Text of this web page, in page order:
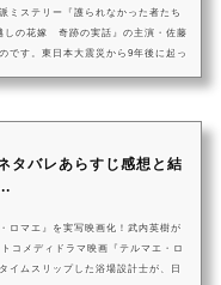
ミステリー『護られなかった者たち
しの花嫁 奇跡の実話』の主演・佐藤
です。東日本大震災から9年後に起っ
タバレあらすじ感想と結
ロマエ』を実写映画化！武内英樹が
コメディドラマ映画『テルマエ・ロ
イムスリップした浴場設計士が、日